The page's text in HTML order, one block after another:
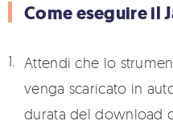
Come eseguire il
Attendi che lo
venga scaricato in
durata del download